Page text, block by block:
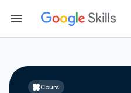
Cours